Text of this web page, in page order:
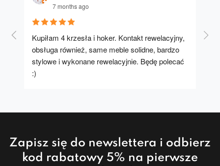
7 months ago
Kupiłam 4 krzesła i hoker. Kontakt rewelacyjny,
obsługa również, same meble solidne, bardzo
stylowe i wykonane rewelacyjnie. Będę polecać
:)
A
Zapisz się do newslettera i odbierz
kod rabatowy 5% na pierwsze